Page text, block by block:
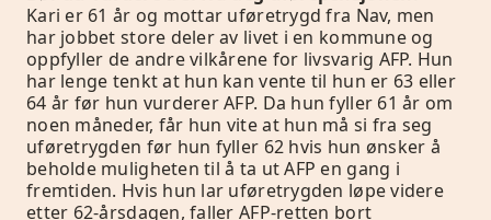
Kari er 61 år og mottar uføretrygd fra Nav, men
har jobbet store deler av livet i en kommune og
oppfyller de andre vilkårene for livsvarig AFP. Hun
har lenge tenkt at hun kan vente til hun er 63 eller
64 år før hun vurderer AFP. Da hun fyller 61 år om
noen måneder, får hun vite at hun må si fra seg
uføretrygden før hun fyller 62 hvis hun ønsker å
beholde muligheten til å ta ut AFP en gang i
fremtiden. Hvis hun lar uføretrygden løpe videre
etter 62-årsdagen, faller AFP-retten bort